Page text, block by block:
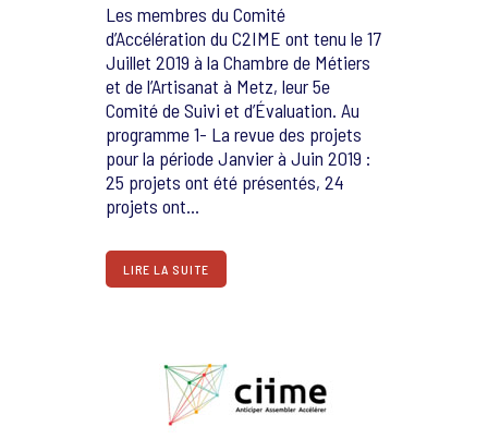
Les membres du Comité
d’Accélération du C2IME ont tenu le 17
Juillet 2019 à la Chambre de Métiers
et de l’Artisanat à Metz, leur 5e
Comité de Suivi et d’Évaluation. Au
programme 1- La revue des projets
pour la période Janvier à Juin 2019 :
25 projets ont été présentés, 24
projets ont...
LIRE LA SUITE